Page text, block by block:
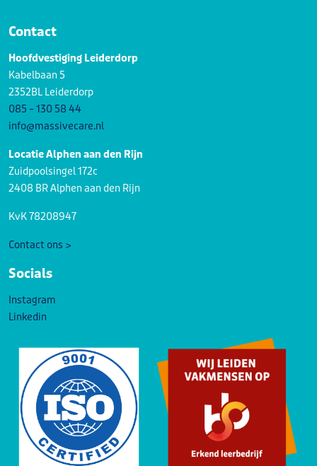
Contact
Hoofdvestiging Leiderdorp
Kabelbaan 5
2352BL Leiderdorp
085 – 130 58 44
info@massivecare.nl
Locatie Alphen aan den Rijn
Zuidpoolsingel 172c
2408 BR Alphen aan den Rijn
KvK 78208947
Contact ons >
Socials
Instagram
Linkedin